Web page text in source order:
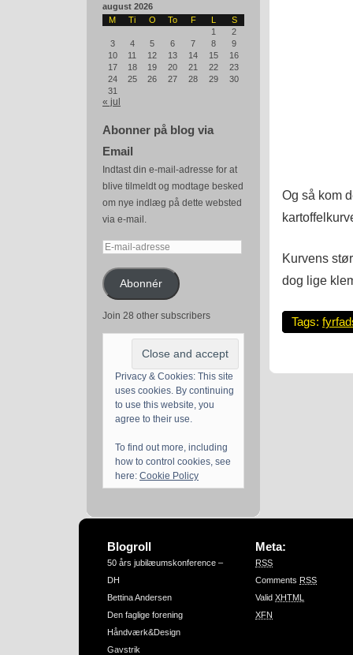
august 2026
M
Ti O To F L
S
1
2
3
4 5 6 7 8
9
10
11 12 13 14 15
16
17
18 19 20 21 22
23
24
25 26 27 28 29
30
31
« jul
Abonner på blog via
Email
Indtast din e-mail-adresse for at
blive tilmeldt og modtage besked
om nye indlæg på dette websted
via e-mail.
E-
adresseAbonnér
Join 28 other subscribers
Privacy & Cookies: This site
uses cookies. By continuing
to use this website, you
agree to their use.
To find out more, including
how to control cookies, see
here: Cookie Policy
Og så kom
Kurvens
dog lige
Tags:
Blogroll
50 års jubilæumskonference –
DH
Bettina Andersen
Den faglige forening
Håndværk&Design
Gavstrik
Meta:
RSS
Comments RSS
Valid XHTML
XFN